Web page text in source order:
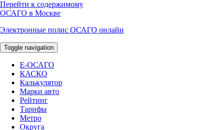
Перейти к содержимому
ОСАГО в Москве
Электронные полис ОСАГО онлайн
Toggle navigation
E-ОСАГО
КАСКО
Калькулятор
Марки авто
Рейтинг
Тарифы
Метро
Округа